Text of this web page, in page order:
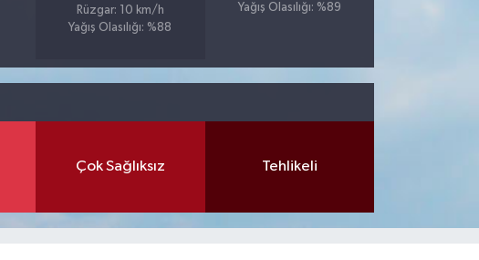
Rüzgar: 10 km/h
Yağış Olasılığı: %88
Yağış Olasılığı: %89
Çok Sağlıksız Tehlikeli